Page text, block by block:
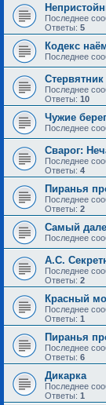
Последнее
Ответы: 5
Кодекс
Последнее
Стервятник
Последнее
Ответы: 10
Чужие
Последнее
Сварог:
Последнее
Ответы: 4
Пиранья
Последнее
Ответы: 2
Самый
Последнее
А.С.
Последнее
Ответы: 2
Красный
Последнее
Ответы: 1
Пиранья
Последнее
Ответы: 6
Дикарка
Последнее
Ответы: 1